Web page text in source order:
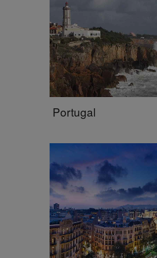
Portugal